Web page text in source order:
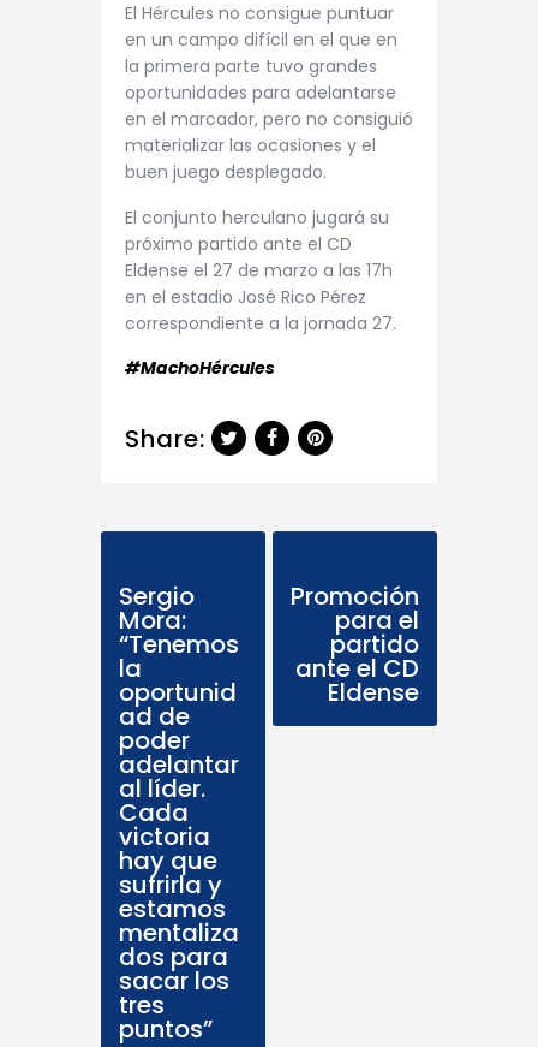
El Hércules no consigue puntuar
en un campo difícil en el que en
la primera parte tuvo grandes
oportunidades para adelantarse
en el marcador, pero no consiguió
materializar las ocasiones y el
buen juego desplegado.
El conjunto herculano jugará su
próximo partido ante el CD
Eldense el 27 de marzo a las 17h
en el estadio José Rico Pérez
correspondiente a la jornada 27.
#MachoHércules
Share:
Sergio
Mora:
“Tenemos
la
oportunid
ad de
poder
adelantar
al líder.
Cada
victoria
hay que
sufrirla y
estamos
mentaliza
dos para
sacar los
tres
puntos”
Promoción
para el
partido
ante el CD
Eldense